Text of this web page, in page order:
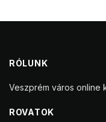
RÓLUNK
Veszprém város online
ROVATOK